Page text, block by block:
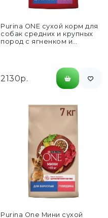
Purina ONE сухой корм для
собак средних и крупных
пород с ягненком и
2130р.
Purina One Мини сухой